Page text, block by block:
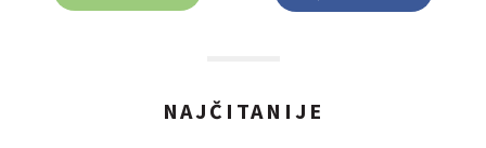
NAJČITANIJE